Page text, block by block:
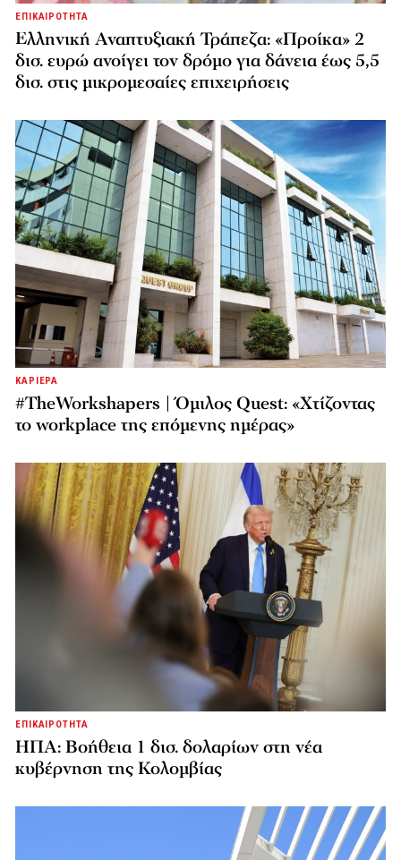
ΕΠΙΚΑΙΡΟΤΗΤΑ
Ελληνική Αναπτυξιακή Τράπεζα: «Προίκα» 2
δισ. ευρώ ανοίγει τον δρόμο για δάνεια έως 5,5
δισ. στις μικρομεσαίες επιχειρήσεις
ΚΑΡΙΕΡΑ
#TheWorkshapers | Όμιλος Quest: «Χτίζοντας
το workplace της επόμενης ημέρας»
ΕΠΙΚΑΙΡΟΤΗΤΑ
ΗΠΑ: Βοήθεια 1 δισ. δολαρίων στη νέα
κυβέρνηση της Κολομβίας